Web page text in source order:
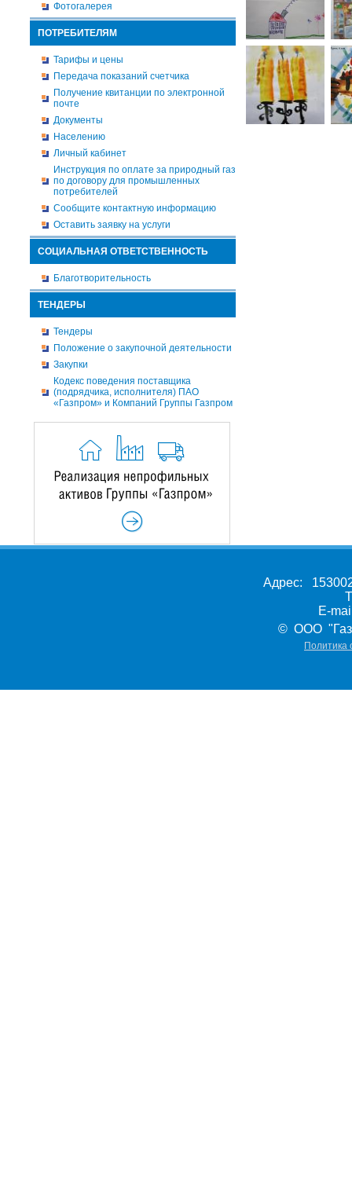
Фотогалерея
ПОТРЕБИТЕЛЯМ
Тарифы и цены
Передача показаний счетчика
Получение квитанции по электронной
почте
Документы
Населению
Личный кабинет
Инструкция по оплате за природный газ
по договору для промышленных
потребителей
Сообщите контактную информацию
Оставить заявку на услуги
СОЦИАЛЬНАЯ ОТВЕТСТВЕННОСТЬ
Благотворительность
ТЕНДЕРЫ
Тендеры
Положение о закупочной деятельности
Закупки
Кодекс поведения поставщика
(подрядчика, исполнителя) ПАО
«Газпром» и Компаний Группы Газпром
Адрес:
E-
© ООО
Политика